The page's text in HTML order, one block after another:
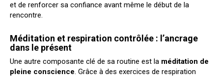
et de renforcer sa confiance avant même le début de la
rencontre.
Méditation et respiration contrôlée : l’ancrage
dans le présent
Une autre composante clé de sa routine est la méditation de
pleine conscience. Grâce à des exercices de respiration